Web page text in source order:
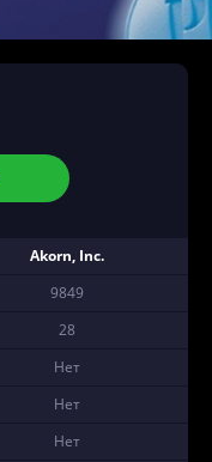
Akorn, Inc.
9849
28
Нет
Нет
Нет